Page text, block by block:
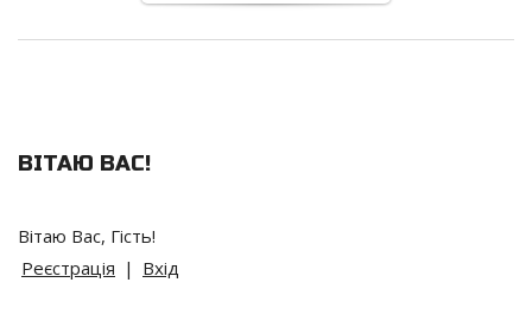
ВІТАЮ ВАС!
Вітаю Вас, Гість!
Реєстрація | Вхід